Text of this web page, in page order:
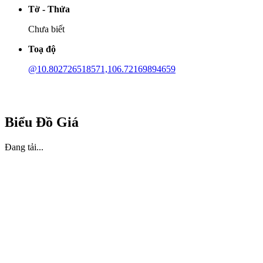
Tờ - Thửa
Chưa biết
Toạ độ
@10.802726518571,106.72169894659
Biểu Đồ Giá
Đang tải...